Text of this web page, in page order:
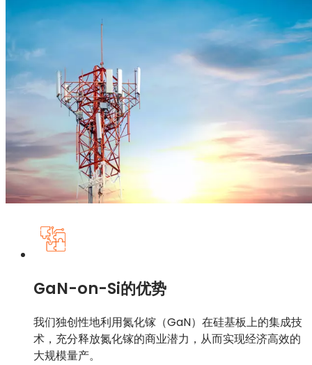
GaN-on-Si的优势
我们独创性地利用氮化镓（GaN）在硅基板上的集成技
术，充分释放氮化镓的商业潜力，从而实现经济高效的
大规模量产。